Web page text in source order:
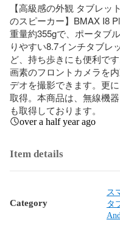
【高級感の外観 タブレッ
のスピーカー】BMAX I8
重量約355gで、ポータブ
りやすい8.7インチタブレ
ど、持ち歩きにも便利で
画素のフロントカメラを
デオを撮影できます。更
取得。本商品は、無線機
も取得しております。
over a half year ago
Item details
Category
ス
タ